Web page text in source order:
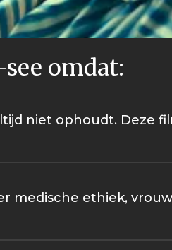
omdat:
niet ophoudt. Deze
medische ethiek,